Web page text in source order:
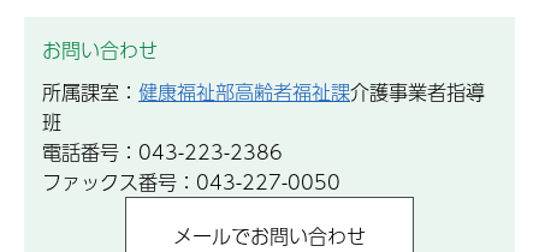
お問い合わせ
所属課室： 健康福祉部高齢者福祉課介護事業者指導
班
電話番号：043-223-2386
ファックス番号：043-227-0050